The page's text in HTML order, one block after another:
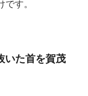
す。
いた首を賀茂